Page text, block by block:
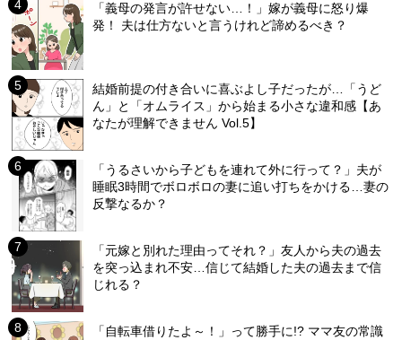
「義母の発言が許せない…！」嫁が義母に怒り爆
発！ 夫は仕方ないと言うけれど諦めるべき？
結婚前提の付き合いに喜ぶよし子だったが…「うど
ん」と「オムライス」から始まる小さな違和感【あ
なたが理解できません Vol.5】
「うるさいから子どもを連れて外に行って？」夫が
睡眠3時間でボロボロの妻に追い打ちをかける…妻の
反撃なるか？
「元嫁と別れた理由ってそれ？」友人から夫の過去
を突っ込まれ不安…信じて結婚した夫の過去まで信
じれる？
「自転車借りたよ～！」って勝手に!? ママ友の常識